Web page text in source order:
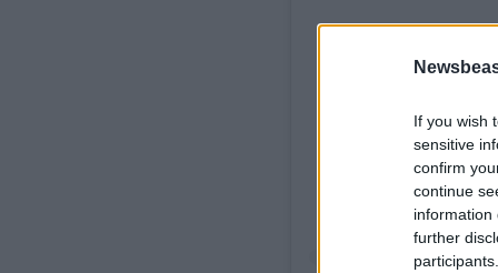
If you wish
sensitive
confirm
continue
information
further